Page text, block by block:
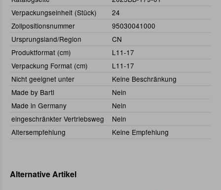
Verpackungseinheit (Stück)
24
Zollpositionsnummer
95030041000
Ursprungsland/Region
CN
Produktformat (cm)
L11-17
Verpackung Format (cm)
L11-17
Nicht geeignet unter
Keine Beschränkung
Made by Bartl
Nein
Made in Germany
Nein
eingeschränkter Vertriebsweg
Nein
Altersempfehlung
Keine Empfehlung
Alternative Artikel